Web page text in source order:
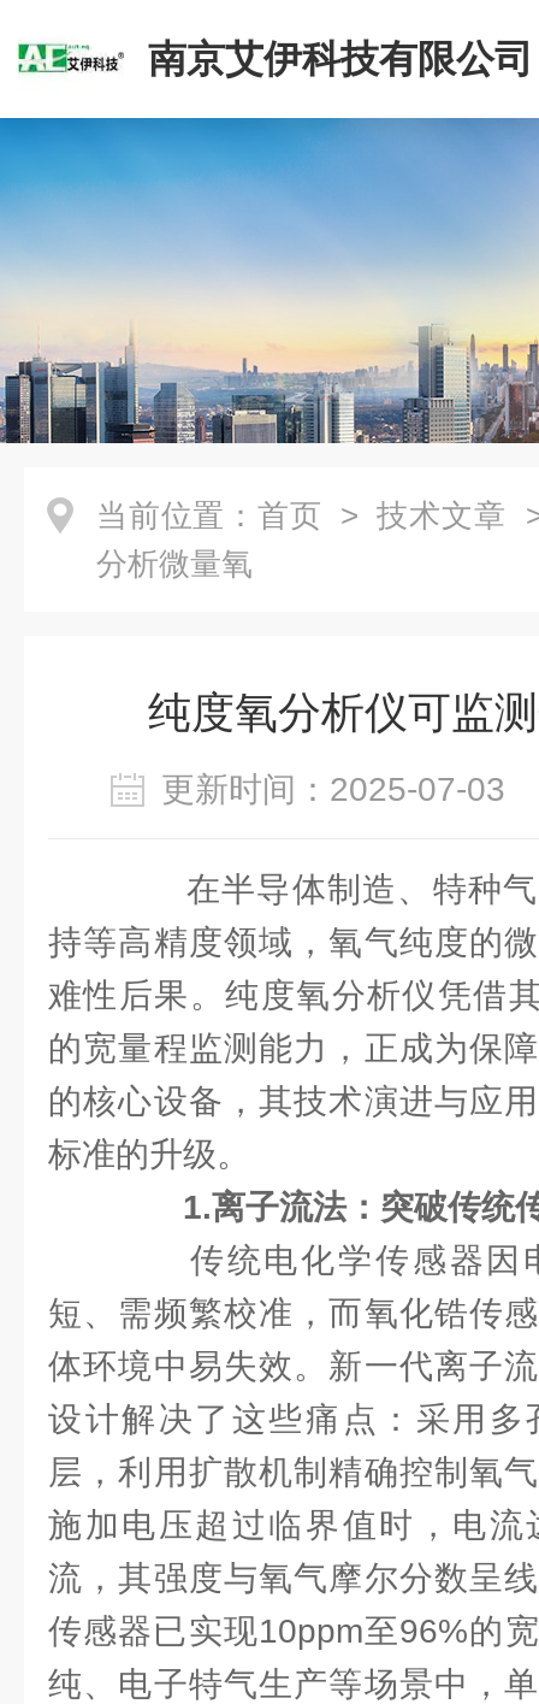
南京艾伊科技有限公司
当前位置： 首页 > 技术文章
分析微量氧
纯度氧分析仪可监
更新时间：2025-07-
在半导体制造、特种气
持等高精度领域，氧气纯度的
难性后果。纯度氧分析仪凭借
的宽量程监测能力，正成为保
的核心设备，其技术演进与应
标准的升级。
1.离子流法：突破传统
传统电化学传感器因
短、需频繁校准，而氧化锆传
体环境中易失效。新一代离子
设计解决了这些痛点：采用多
层，利用扩散机制精确控制氧
施加电压超过临界值时，电流
流，其强度与氧气摩尔分数呈
传感器已实现10ppm至96%的
纯、电子特气生产等场景中，